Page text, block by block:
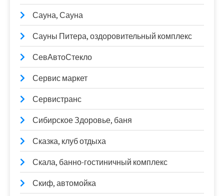
Сауна, Сауна
Сауны Питера, оздоровительный комплекс
СевАвтоСтекло
Сервис маркет
Сервистранс
Сибирское Здоровье, баня
Сказка, клуб отдыха
Скала, банно-гостиничный комплекс
Скиф, автомойка